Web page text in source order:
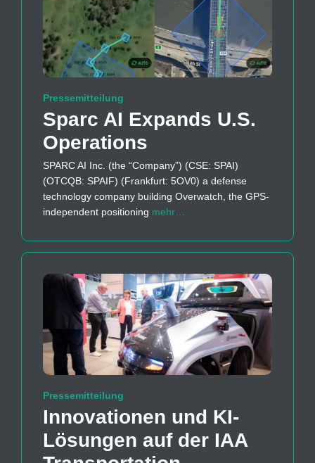
Pressemitteilung
Sparc AI Expands U.S.
Operations
SPARC AI Inc. (the “Company”) (CSE: SPAI)
(OTCQB: SPAIF) (Frankfurt: 5OV0) a defense
technology company building Overwatch, the GPS-
independent positioning mehr…
Pressemitteilung
Innovationen und KI-
Lösungen auf der IAA